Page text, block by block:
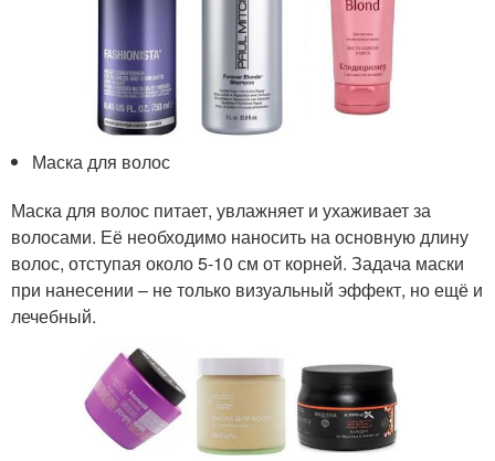
Маска для волос
Маска для волос питает, увлажняет и ухаживает за
волосами. Её необходимо наносить на основную длину
волос, отступая около 5-10 см от корней. Задача маски
при нанесении – не только визуальный эффект, но ещё и
лечебный.